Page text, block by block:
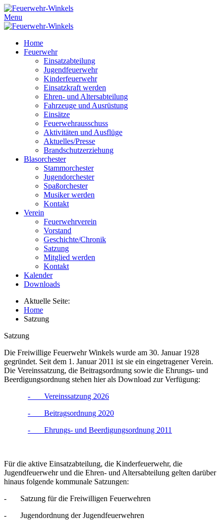
Menu
Home
Feuerwehr
Einsatzabteilung
Jugendfeuerwehr
Kinderfeuerwehr
Einsatzkraft werden
Ehren- und Altersabteilung
Fahrzeuge und Ausrüstung
Einsätze
Feuerwehrausschuss
Aktivitäten und Ausflüge
Aktuelles/Presse
Brandschutzerziehung
Blasorchester
Stammorchester
Jugendorchester
Spaßorchester
Musiker werden
Kontakt
Verein
Feuerwehrverein
Vorstand
Geschichte/Chronik
Satzung
Mitglied werden
Kontakt
Kalender
Downloads
Aktuelle Seite:
Home
Satzung
Satzung
Die Freiwillige Feuerwehr Winkels wurde am 30. Januar 1928
gegründet. Seit dem 1. Januar 2011 ist sie ein eingetragener Verein.
Die Vereinssatzung, die Beitragsordnung sowie die Ehrungs- und
Beerdigungsordnung stehen hier als Download zur Verfügung:
- Vereinssatzung 2026
-
Beitragsordnung 2020
- Ehrungs- und Beerdigungsordnung 2011
Für die aktive Einsatzabteilung, die Kinderfeuerwehr, die
Jugendfeuerwehr und die Ehren- und Altersabteilung gelten darüber
hinaus folgende kommunale Satzungen:
- Satzung für die Freiwilligen Feuerwehren
- Jugendordnung der Jugendfeuerwehren